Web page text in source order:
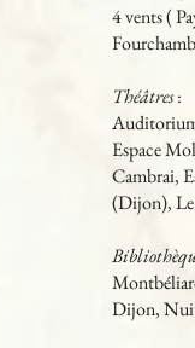
4 vents (
Théâtres:
Espace
Cambrai,
(Dijon), Le
Dijon,